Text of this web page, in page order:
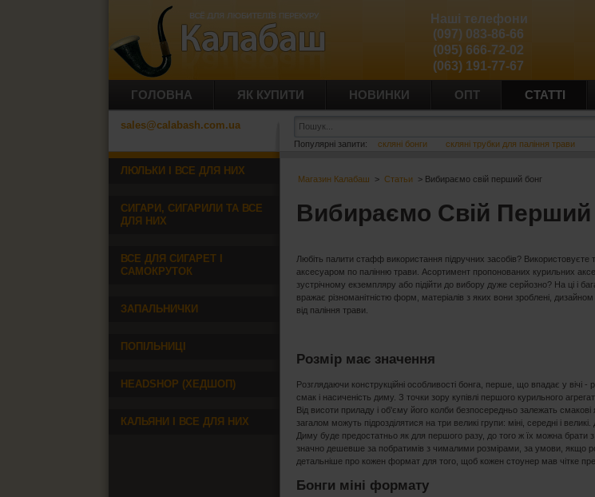
Наші телефони
(097) 083-86-66
(095) 666-72-02
(063) 191-77-67
ГОЛОВНА ЯК КУПИТИ НОВИНКИ ОПТ СТАТТІ
sales@calabash.com.ua
Популярні запити: скляні бонги скляні трубки для паління трави
Магазин Калабаш > Статьи > Вибираємо свій перший бонг
Вибираємо Свій Перший
Любіть палити стафф використання підручних засобів?
аксесуаром по палінню трави. Асортимент пропонованих курильних
зустрічному екземпляру або підійти до вибору дуже серйозно? На ці і
вражає різноманітністю форм, матеріалів з яких вони зроблені,
від паління трави.
Розмір має значення
Розглядаючи конструкційні особливості бонга, перше, що впадає у вічі
смак і насиченість диму. З точки зору купівлі першого курильного
Від висоти приладу і об'єму його колби безпосередньо залежать смакові
загалом можуть підрозділятися на три великі групи: міні, середні і
Диму буде предостатньо як для першого разу, до того ж їх можна брати
значно дешевше за побратимів з чималими розмірами, за умови, якщо
детальніше про кожен формат для того, щоб кожен стоунер мав чітке
Бонги міні формату
ЛЮЛЬКИ І ВСЕ ДЛЯ НИХ
СИГАРИ, СИГАРИЛИ ТА ВСЕ
ДЛЯ НИХ
ВСЕ ДЛЯ СИГАРЕТ І
САМОКРУТОК
ЗАПАЛЬНИЧКИ
ПОПІЛЬНИЦІ
HEADSHOP (ХЕДШОП)
КАЛЬЯНИ І ВСЕ ДЛЯ НИХ